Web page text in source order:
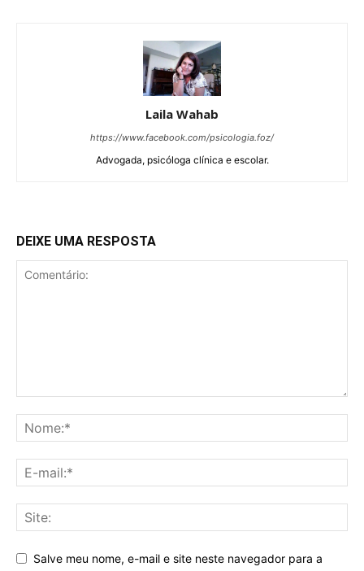
Laila Wahab
https://www.facebook.com/psicologia.foz/
Advogada, psicóloga clínica e escolar.
DEIXE UMA RESPOSTA
Salve meu nome, e-mail e site neste navegador para a